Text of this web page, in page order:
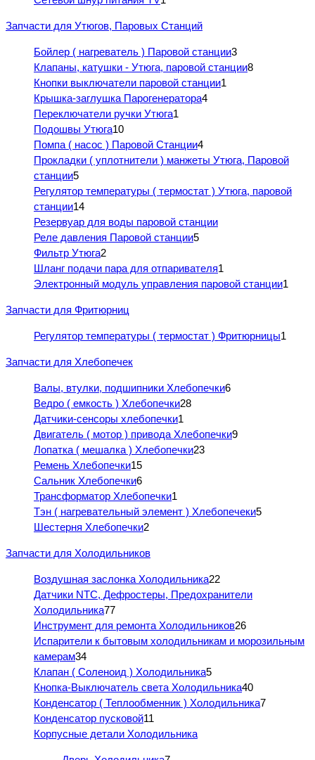
Запчасти для Утюгов, Паровых Станций
Бойлер ( нагреватель ) Паровой станции3
Клапаны, катушки - Утюга, паровой станции8
Кнопки выключатели паровой станции1
Крышка-заглушка Парогенератора4
Переключатели ручки Утюга1
Подошвы Утюга10
Помпа ( насос ) Паровой Станции4
Прокладки ( уплотнители ) манжеты Утюга, Паровой
станции5
Регулятор температуры ( термостат ) Утюга, паровой
станции14
Резервуар для воды паровой станции
Реле давления Паровой станции5
Фильтр Утюга2
Шланг подачи пара для отпаривателя1
Электронный модуль управления паровой станции1
Запчасти для Фритюрниц
Регулятор температуры ( термостат ) Фритюрницы1
Запчасти для Хлебопечек
Валы, втулки, подшипники Хлебопечки6
Ведро ( емкость ) Хлебопечки28
Датчики-сенсоры хлебопечки1
Двигатель ( мотор ) привода Хлебопечки9
Лопатка ( мешалка ) Хлебопечки23
Ремень Хлебопечки15
Сальник Хлебопечки6
Трансформатор Хлебопечки1
Тэн ( нагревательный элемент ) Хлебопечеки5
Шестерня Хлебопечки2
Запчасти для Холодильников
Воздушная заслонка Холодильника22
Датчики NTC, Дефростеры, Предохранители
Холодильника77
Инструмент для ремонта Холодильников26
Испарители к бытовым холодильникам и морозильным
камерам34
Клапан ( Соленоид ) Холодильника5
Кнопка-Выключатель света Холодильника40
Конденсатор ( Теплообменник ) Холодильника7
Конденсатор пусковой11
Корпусные детали Холодильника